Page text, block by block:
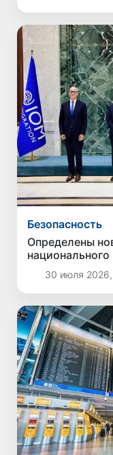
Безопасность
Определены
национального
торговле
30 июля 2026,